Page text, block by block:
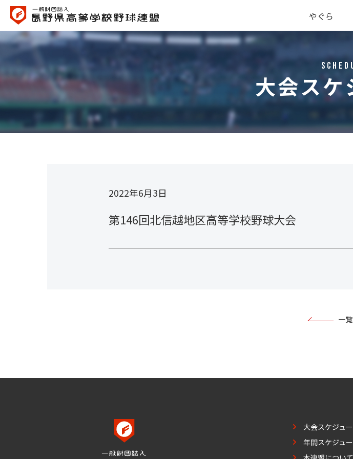
やぐら
大会スケ
2022年6月3日
第146回北信越地区高等学校野球大会
一
大会スケジュ
年間スケジュ